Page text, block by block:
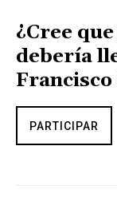
¿Cree
debería
Francisco
PARTICIPAR